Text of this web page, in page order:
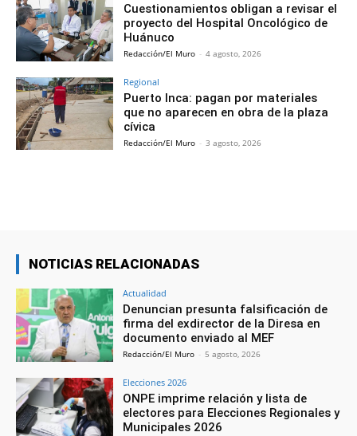
Cuestionamientos obligan a revisar el
proyecto del Hospital Oncológico de
Huánuco
Redacción/El Muro - 4 agosto, 2026
Regional
Puerto Inca: pagan por materiales
que no aparecen en obra de la plaza
cívica
Redacción/El Muro - 3 agosto, 2026
NOTICIAS RELACIONADAS
Actualidad
Denuncian presunta falsificación de
firma del exdirector de la Diresa en
documento enviado al MEF
Redacción/El Muro - 5 agosto, 2026
Elecciones 2026
ONPE imprime relación y lista de
electores para Elecciones Regionales y
Municipales 2026